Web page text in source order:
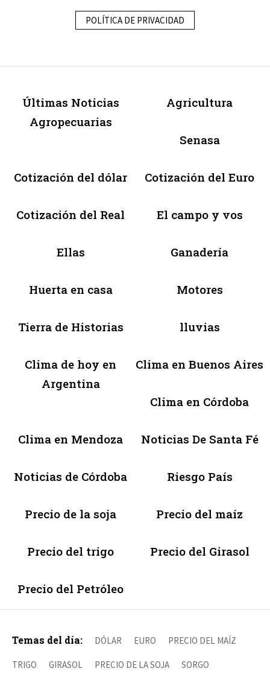
POLÍTICA DE PRIVACIDAD
Últimas Noticias
Agropecuarias
Agricultura
Senasa
Cotización del dólar Cotización del Euro
Cotización del Real El campo y vos
Ellas Ganadería
Huerta en casa Motores
Tierra de Historias lluvias
Clima de hoy en
Argentina
Clima en Buenos Aires
Clima en Córdoba
Clima en Mendoza Noticias De Santa Fé
Noticias de Córdoba Riesgo País
Precio de la soja Precio del maíz
Precio del trigo Precio del Girasol
Precio del Petróleo
Temas del día: DÓLAR EURO PRECIO DEL MAÍZ
TRIGO GIRASOL PRECIO DE LA SOJA SORGO